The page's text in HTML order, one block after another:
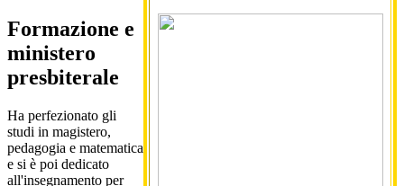
Formazione e
ministero
presbiterale
Ha perfezionato gli
studi in magistero,
pedagogia e matematica
e si è poi dedicato
all'insegnamento per